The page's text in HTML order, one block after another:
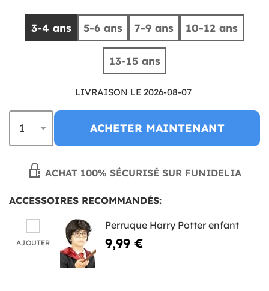
3-4 ans 5-6 ans 7-9 ans 10-12 ans
13-15 ans
LIVRAISON LE 2026-08-07
ACHETER MAINTENANT
ACHAT 100% SÉCURISÉ SUR FUNIDELIA
ACCESSOIRES RECOMMANDÉS:
AJOUTER
Perruque Harry Potter enfant
9,99 €